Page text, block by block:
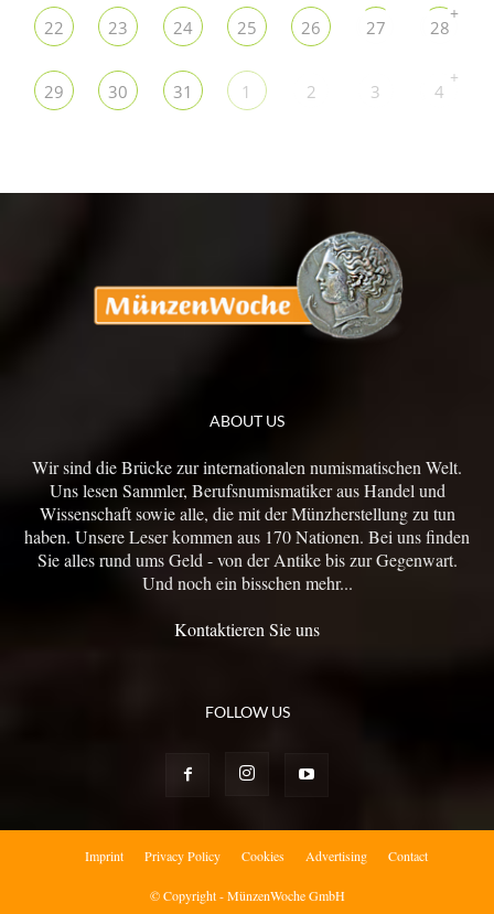
22 23 24 25 26 27 28
+
29 30 31 1 2 3 4
+
ABOUT US
Wir sind die Brücke zur internationalen numismatischen Welt.
Uns lesen Sammler, Berufsnumismatiker aus Handel und
Wissenschaft sowie alle, die mit der Münzherstellung zu tun
haben. Unsere Leser kommen aus 170 Nationen. Bei uns finden
Sie alles rund ums Geld - von der Antike bis zur Gegenwart.
Und noch ein bisschen mehr...
Kontaktieren Sie uns
FOLLOW US
Imprint Privacy Policy Cookies Advertising Contact
© Copyright - MünzenWoche GmbH